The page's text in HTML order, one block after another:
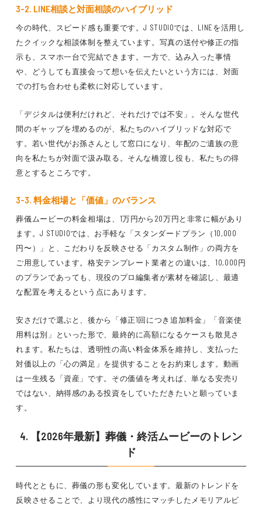
3-2. LINE相談と対面相談のハイブリッド
今の時代、スピード感も重要です。J STUDIOでは、LINEを活用し
たクイックな相談体制を整えています。写真の送付や修正の指
示も、スマホ一台で完結できます。一方で、込み入った事情
や、どうしても直接会って想いを伝えたいという方には、対面
での打ち合わせも柔軟に対応しています。
「デジタルは便利だけれど、それだけでは不安」。そんな世代
間のギャップを埋めるのが、私たちのハイブリッドな対応で
す。若い世代がお孫さんとして窓口になり、年配のご遺族の意
向を私たちが対面で汲み取る。そんな橋渡し役も、私たちの得
意とするところです。
3-3. 料金相場と「価値」のバランス
葬儀ムービーの料金相場は、1万円から20万円と非常に幅があり
ます。J STUDIOでは、お手軽な「スタンダードプラン（10,000
円〜）」と、こだわりを反映させる「カスタム制作」の両方を
ご用意しています。格安テンプレート業者との違いは、10,000円
のプランであっても、現役のプロ編集者が素材を確認し、最適
な配置を考えるという点にあります。
安さだけで選ぶと、後から「修正1回につき追加料金」「音楽使
用料は別」といった形で、最終的に高額になるケースも散見さ
れます。私たちは、透明性の高い料金体系を維持し、支払った
対価以上の「心の満足」を提供することをお約束します。動画
は一生残る「資産」です。その価値を考えれば、単なる安売り
ではない、納得感のある投資をしていただきたいと願っていま
す。
4. 【2026年最新】葬儀・終活ムービーのトレン
ド
時代とともに、葬儀の形も変化しています。最新のトレンドを
反映させることで、より現代の感性にマッチしたメモリアルビ